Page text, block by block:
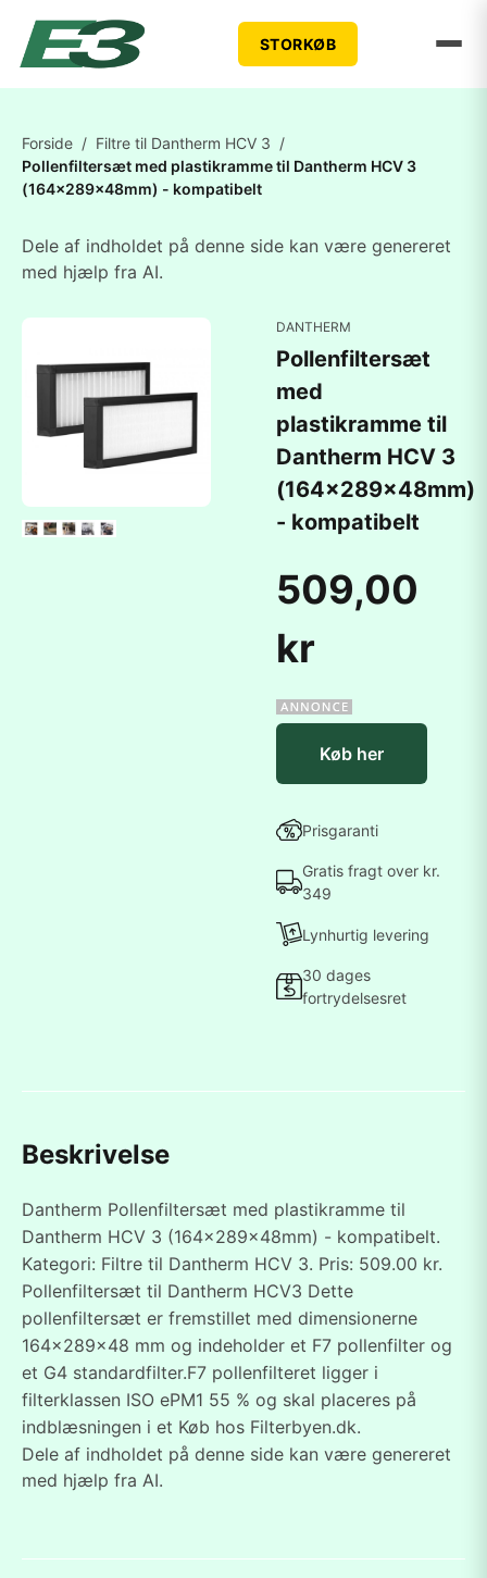
STORKØB
Forside / Filtre til Dantherm HCV 3 /
Pollenfiltersæt med plastikramme til Dantherm HCV 3
(164x289x48mm) - kompatibelt
Dele af indholdet på denne side kan være genereret
med hjælp fra AI.
DANTHERM
Pollenfiltersæt
med
plastikramme til
Dantherm HCV 3
(164x289x48mm)
- kompatibelt
509,00
kr
Køb her
Prisgaranti
Gratis fragt over kr.
349
Lynhurtig levering
30 dages
fortrydelsesret
Beskrivelse
Dantherm Pollenfiltersæt med plastikramme til
Dantherm HCV 3 (164x289x48mm) - kompatibelt.
Kategori: Filtre til Dantherm HCV 3. Pris: 509.00 kr.
Pollenfiltersæt til Dantherm HCV3 Dette
pollenfiltersæt er fremstillet med dimensionerne
164x289x48 mm og indeholder et F7 pollenfilter og
et G4 standardfilter.F7 pollenfilteret ligger i
filterklassen ISO ePM1 55 % og skal placeres på
indblæsningen i et Køb hos Filterbyen.dk.
Dele af indholdet på denne side kan være genereret
med hjælp fra AI.